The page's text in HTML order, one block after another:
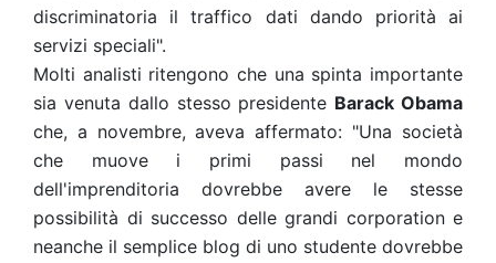
discriminatoria il traffico dati dando priorità ai
servizi speciali".
Molti analisti ritengono che una spinta importante
sia venuta dallo stesso presidente Barack Obama
che, a novembre, aveva affermato: "Una società
che muove i primi passi nel mondo
dell'imprenditoria dovrebbe avere le stesse
possibilità di successo delle grandi corporation e
neanche il semplice blog di uno studente dovrebbe